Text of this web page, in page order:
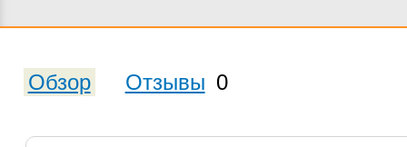
Обзор Отзывы 0